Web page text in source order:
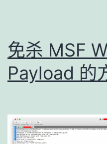
免杀 MSF
Payload 的